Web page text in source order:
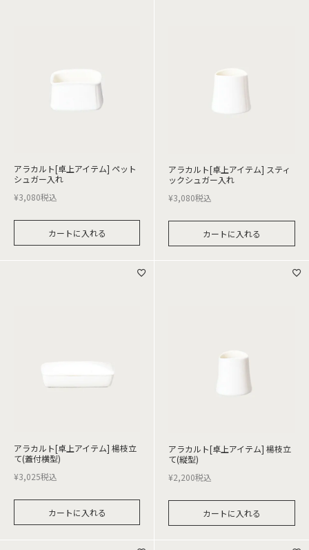
アラカルト[卓上アイテム] ペット
シュガー入れ
¥3,080税込
カートに入れる
アラカルト[卓上アイテム] スティ
ックシュガー入れ
¥3,080税込
カートに入れる
アラカルト[卓上アイテム] 楊枝立
て(蓋付横型)
¥3,025税込
カートに入れる
アラカルト[卓上アイテム] 楊枝立
て(縦型)
¥2,200税込
カートに入れる